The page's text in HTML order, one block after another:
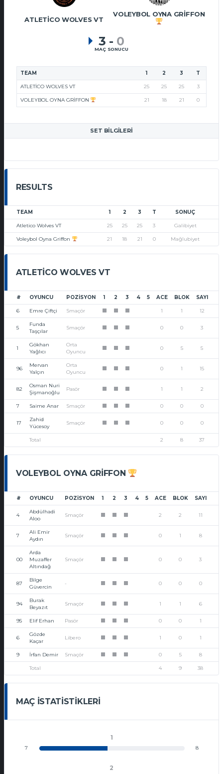
ATLETICO WOLVES VT
VOLEYBOL OYNA GRIFFON
3 - 0
MAÇ SONUCU
TEAM 1 2 3 T
ATLETICO WOLVES VT 25 25 25 3
VOLEYBOL OYNA GRIFFON 21 18 21 0
SET BILGILERI
RESULTS
TEAM 1 2 3 T SONUÇ
Atletico Wolves VT 25 25 25 3 Galibiyet
Voleybol Oyna Griffon 21 18 21 0 Mağlubiyet
ATLETICO WOLVES VT
# OYUNCU POZISYON 1 2 3 4 5 ACE BLOK SAYI
6 Emre Çiftçi Smaçör 1 1 12
5
Funda
Taşçılar
Smaçör 0 0 3
1
Gökhan
Yağlıcı
Orta
Oyuncu
0 5 5
96
Mervan
Yalçın
Orta
Oyuncu
0 1 15
82
Osman Nuri
Şişmanoğlu
Pasör 1 1 2
7 Saime Anar Smaçör 0 0 0
17
Zahid
Yücesoy
Smaçör 0 0 0
Total 2 8 37
VOLEYBOL OYNA GRIFFON
# OYUNCU POZISYON 1 2 3 4 5 ACE BLOK SAYI
4
Abdülhadi
Aloo
Smaçör 2 2 11
7
Ali Emir
Aydın
Smaçör 0 1 8
00
Arda
Muzaffer
Altındağ
Smaçör 0 0 3
87
Bilge
Güvercin
- 0 0 0
94
Burak
Beyazıt
Smaçör 1 1 6
95 Elif Erhan Pasör 0 0 1
6
Gözde
Kaçar
Libero 1 0 1
9 İrfan Demir Smaçör 0 5 8
Total 4 9 38
MAÇ İSTATISTIKLERI
1
7 8
2